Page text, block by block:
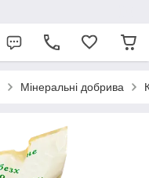
Мінеральні добрива